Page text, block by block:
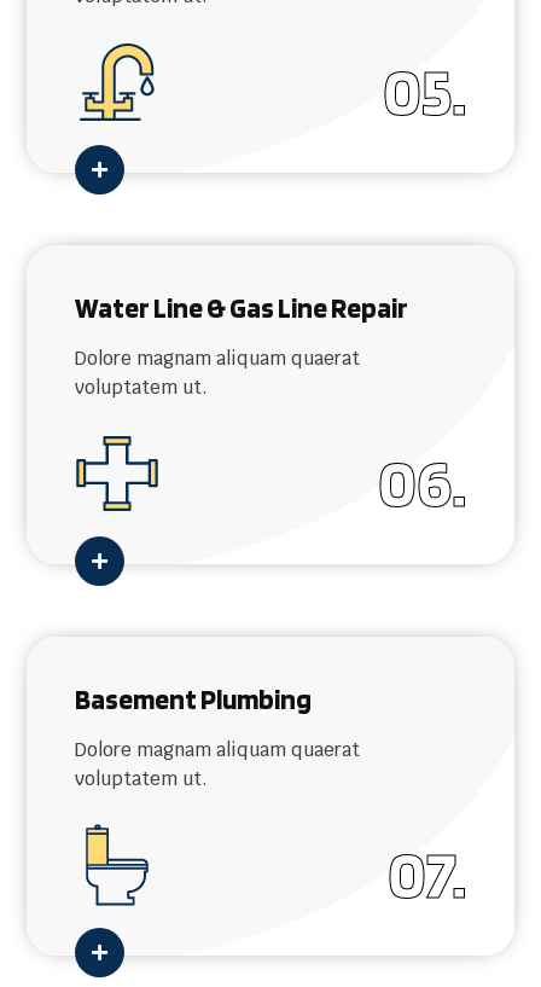

05.
Water Line & Gas Line Repair
Dolore magnam aliquam quaerat
voluptatem ut.

06.
Basement Plumbing
Dolore magnam aliquam quaerat
voluptatem ut.

07.